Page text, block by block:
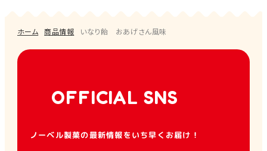
ホーム 商品情報 いなり飴 おあげさん風味
OFFICIAL SNS
ノーベル製菓の最新情報をいち早くお届け！